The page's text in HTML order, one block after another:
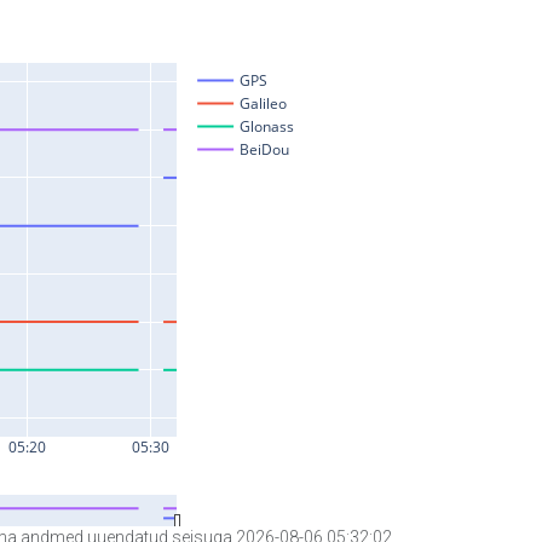
andmed uuendatud seisuga 2026-08-06 05:32:02